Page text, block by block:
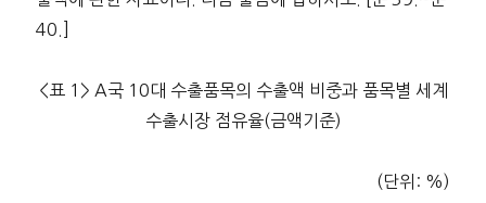
40.]
<표 1> A국 10대 수출품목의 수출액 비중과 품목별 세계
수출시장 점유율(금액기준)
(단위: %)